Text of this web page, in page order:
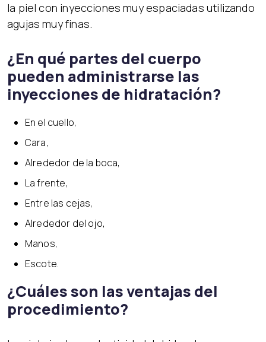
la piel con inyecciones muy espaciadas utilizando
agujas muy finas.
¿En qué partes del cuerpo
pueden administrarse las
inyecciones de hidratación?
En el cuello,
Cara,
Alrededor de la boca,
La frente,
Entre las cejas,
Alrededor del ojo,
Manos,
Escote.
¿Cuáles son las ventajas del
procedimiento?